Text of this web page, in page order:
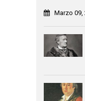
Marzo 09,